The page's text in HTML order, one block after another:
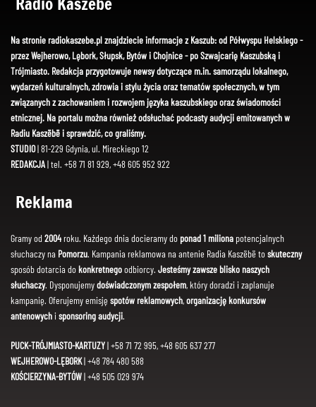
Na stronie radiokaszebe.pl znajdziecie informacje z Kaszub: od Półwyspu Helskiego -
przez Wejherowo, Lębork, Słupsk, Bytów i Chojnice - po Szwajcarię Kaszubską i
Trójmiasto. Redakcja przygotowuje newsy dotyczące m.in. samorządu lokalnego,
wydarzeń kulturalnych, zdrowia i stylu życia oraz tematów społecznych, w tym
związanych z zachowaniem i rozwojem języka kaszubskiego oraz świadomości
etnicznej. Na portalu można również odsłuchać podcasty audycji emitowanych w
Radiu Kaszëbë i sprawdzić, co graliśmy.
STUDIO| 81-229 Gdynia, ul. Mireckiego 12
REDAKCJA| tel. +58 71 81 929, +48 605 952 922
Reklama
Gramy od 2004roku. Każdego dnia docieramy do ponad 1 miliona potencjalnych
słuchaczy na Pomorzu. Kampania reklamowa na antenie Radia Kaszëbë toskuteczny
sposób dotarcia dokonkretnegoodbiorcy. Jesteśmy zawsze blisko naszych
słuchaczy. Dysponujemydoświadczonym zespołem, który doradzi i zaplanuje
kampanię. Oferujemy emisję spotów reklamowych,organizację konkursów
antenowychi sponsoring audycji.
PUCK-TRÓJMIASTO-KARTUZY| +58 71 72 995, +48 605 637 277
WEJHEROWO-LĘBORK| +48 784 480 588
KOŚCIERZYNA-BYTÓW| +48 505 029 974